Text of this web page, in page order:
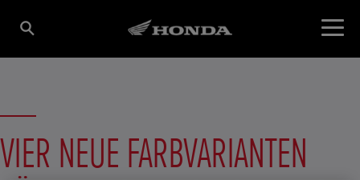
VIER NEUE FARBVARIANTEN